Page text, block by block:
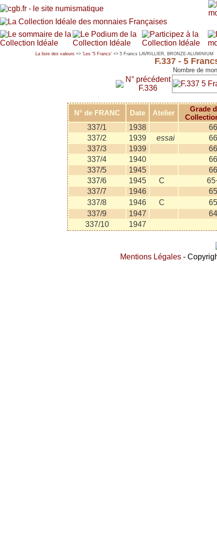
La liste des valeurs => 'Les '5 Francs' => 5 Francs LAVRILLIER, BRONZE-ALUMINIUM
F.337 - 5
Nombre de
N° précédent
F.336
N° de FRANC Date Atelier
Grade
337/1
1938
66
337/2
1939 essai
66
337/3
1939
66
337/4
1940
66
337/5
1945
66
337/6
1945 C
337/7
1946
65
337/8
1946 C
65
337/9
1947
64
337/10
1947
Mentions Légales -